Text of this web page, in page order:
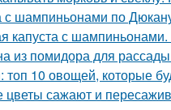
с шампиньонами по
капуста с
из помидора для
топ 10 овощей, которые
цветы сажают и